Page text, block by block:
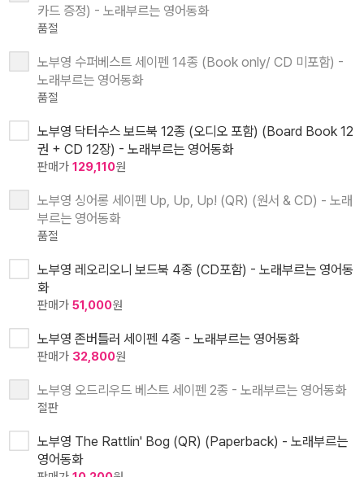
카드 증정) - 노래부르는 영어동화
품절
노부영 수퍼베스트 세이펜 14종 (Book only/ CD 미포함) -
노래부르는 영어동화
품절
노부영 닥터수스 보드북 12종 (오디오 포함) (Board Book 12
권 + CD 12장) - 노래부르는 영어동화
판매가 129,110원
노부영 싱어롱 세이펜 Up, Up, Up! (QR) (원서 & CD) - 노래
부르는 영어동화
품절
노부영 레오리오니 보드북 4종 (CD포함) - 노래부르는 영어동
화
판매가 51,000원
노부영 존버틀러 세이펜 4종 - 노래부르는 영어동화
판매가 32,800원
노부영 오드리우드 베스트 세이펜 2종 - 노래부르는 영어동화
절판
노부영 The Rattlin' Bog (QR) (Paperback) - 노래부르는
영어동화